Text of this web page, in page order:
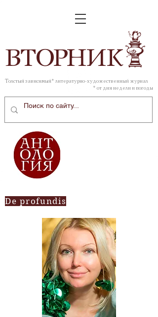
ВТОРНИК
Толстый зависимый* литературно-художественный журнал
* от дня недели и погоды
De profundis